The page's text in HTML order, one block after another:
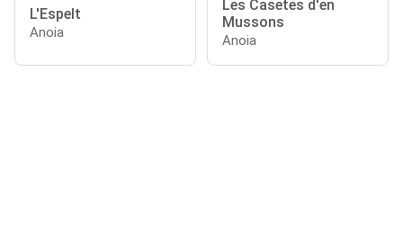
L'Espelt
Anoia
Les Casetes d'en
Mussons
Anoia